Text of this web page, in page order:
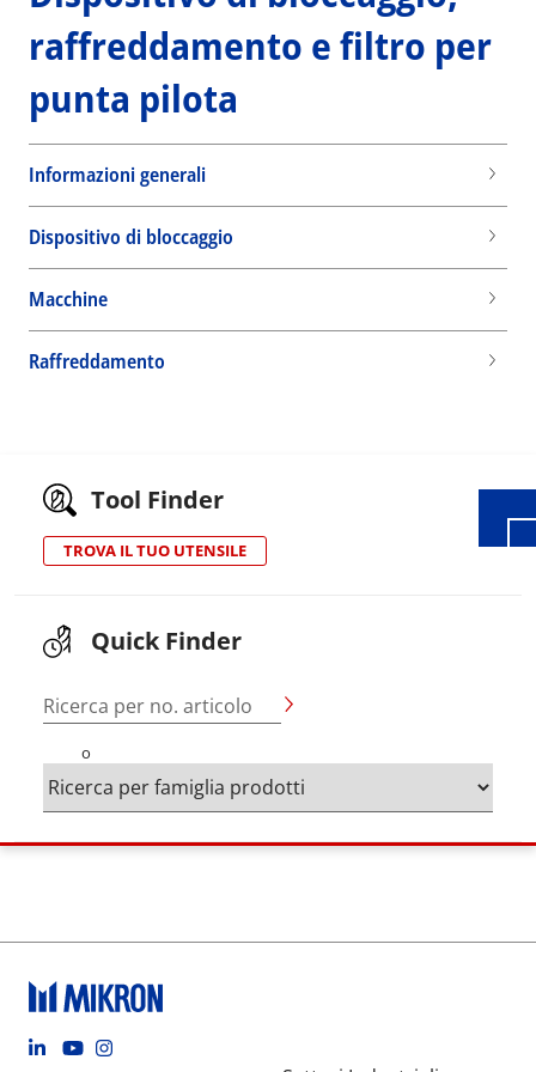
raffreddamento e filtro per
punta pilota
Informazioni generali
Dispositivo di bloccaggio
Macchine
Raffreddamento
Tool Finder
TROVA IL TUO UTENSILE
Quick Finder
Ricerca per no. articolo
o
Footer social